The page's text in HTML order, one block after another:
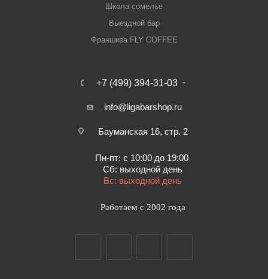
Школа сомелье
Выездной бар
Франшиза FLY COFFEE
+7 (499) 394-31-03
info@ligabarshop.ru
Бауманская 16, стр. 2
Пн-пт: с 10:00 до 19:00
Сб: выходной день
Вс: выходной день
Работаем с 2002 года